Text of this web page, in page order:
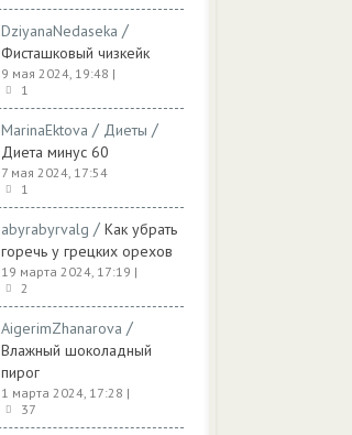
DziyanaNedaseka /
Фисташковый чизкейк
9 мая 2024, 19:48 |
1
MarinaEktova / Диеты /
Диета минус 60
7 мая 2024, 17:54
1
abyrabyrvalg / Как убрать
горечь у грецких орехов
19 марта 2024, 17:19 |
2
AigerimZhanarova /
Влажный шоколадный
пирог
1 марта 2024, 17:28 |
37